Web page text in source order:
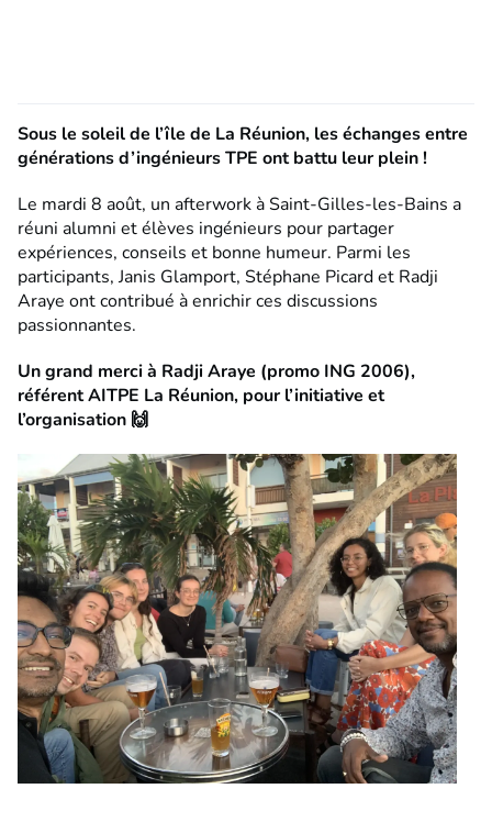
Sous le soleil de l’île de La Réunion, les échanges entre
générations d’ingénieurs TPE ont battu leur plein !
Le mardi 8 août, un afterwork à Saint-Gilles-les-Bains a
réuni alumni et élèves ingénieurs pour partager
expériences, conseils et bonne humeur. Parmi les
participants, Janis Glamport, Stéphane Picard et Radji
Araye ont contribué à enrichir ces discussions
passionnantes.
Un grand merci à Radji Araye (promo ING 2006),
référent AITPE La Réunion, pour l’initiative et
l’organisation 🙌